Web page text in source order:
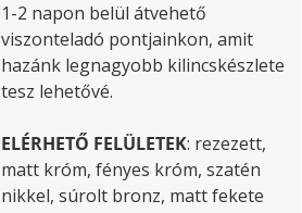
1-2 napon belül átvehető
viszonteladó pontjainkon, amit
hazánk legnagyobb kilincskészlete
tesz lehetővé.
ELÉRHETŐ FELÜLETEK: rezezett,
matt króm, fényes króm, szatén
nikkel, súrolt bronz, matt fekete